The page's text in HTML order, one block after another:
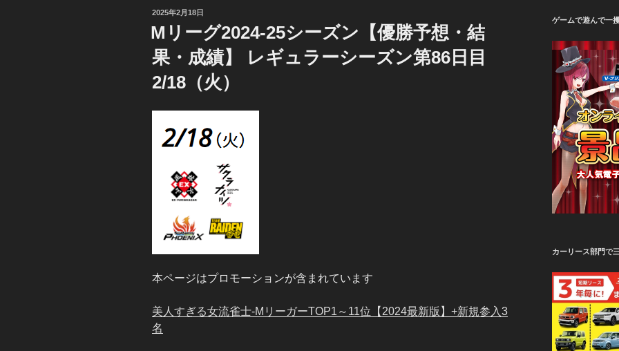
投
日:
2025年2月18日
Mリーグ2024-25シーズン【優勝予想・結
果・成績】 レギュラーシーズン第86日目
2/18（火）
本ページはプロモーションが含まれています
美人すぎる女流雀士-MリーガーTOP1～11位【2024最新版】+新規参入3
名
ゲームで遊んで一
カーリース部門で